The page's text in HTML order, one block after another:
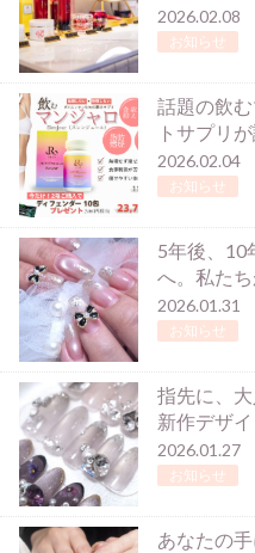
2026.02.08
お知らせ
話題の飲
トサプリ
2026.02.04
お知らせ
5年後、10
へ。私たち
2026.01.31
お知らせ
指先に、
新作デザイ
2026.01.27
お知らせ
あなたの